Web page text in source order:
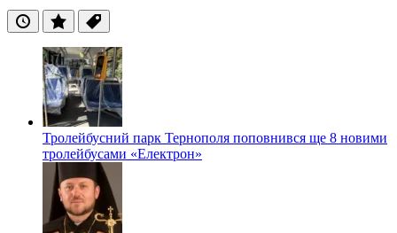
ОстанніПопулярні
Теги
Тролейбусний парк Тернополя поповнився ще 8 новими
тролейбусами «Електрон»